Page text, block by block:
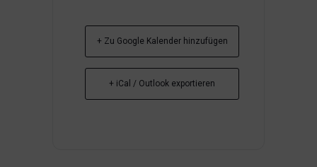
+ Zu Google Kalender hinzufügen
+ iCal / Outlook exportieren